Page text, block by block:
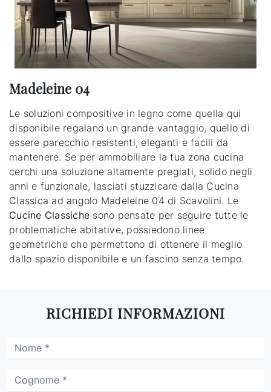
Madeleine 04
Le soluzioni compositive in legno come quella qui
disponibile regalano un grande vantaggio, quello di
essere parecchio resistenti, eleganti e facili da
mantenere. Se per ammobiliare la tua zona cucina
cerchi una soluzione altamente pregiati, solido negli
anni e funzionale, lasciati stuzzicare dalla Cucina
Classica ad angolo Madeleine 04 di Scavolini. Le
Cucine Classiche sono pensate per seguire tutte le
problematiche abitative, possiedono linee
geometriche che permettono di ottenere il meglio
dallo spazio disponibile e un fascino senza tempo.
RICHIEDI INFORMAZIONI